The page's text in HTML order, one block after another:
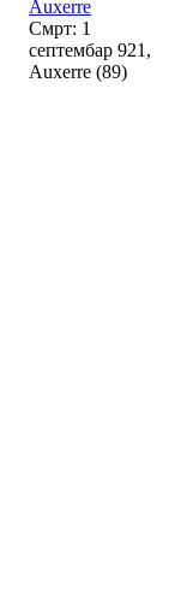
Auxerre
Смрт: 1
септембар 921,
Auxerre (89)